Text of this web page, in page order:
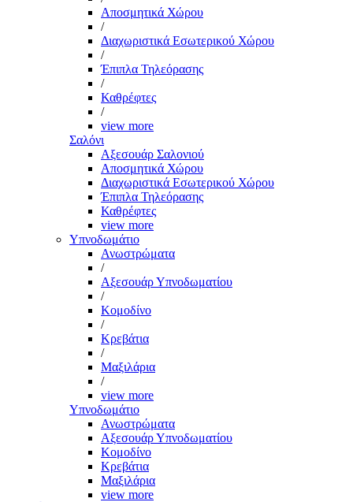
Αποσμητικά Χώρου
/
Διαχωριστικά Εσωτερικού Χώρου
/
Έπιπλα Τηλεόρασης
/
Καθρέφτες
/
view more
Σαλόνι
Αξεσουάρ Σαλονιού
Αποσμητικά Χώρου
Διαχωριστικά Εσωτερικού Χώρου
Έπιπλα Τηλεόρασης
Καθρέφτες
view more
Υπνοδωμάτιο
Ανωστρώματα
/
Αξεσουάρ Υπνοδωματίου
/
Κομοδίνο
/
Κρεβάτια
/
Μαξιλάρια
/
view more
Υπνοδωμάτιο
Ανωστρώματα
Αξεσουάρ Υπνοδωματίου
Κομοδίνο
Κρεβάτια
Μαξιλάρια
view more